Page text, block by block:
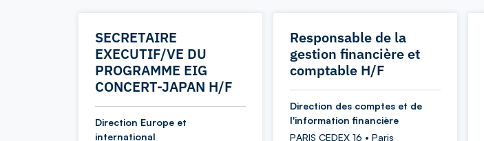
SECRETAIRE
EXECUTIF/VE DU
PROGRAMME EIG
CONCERT-JAPAN H/F
Direction Europe et
international
Responsable de la
gestion financière et
comptable H/F
Direction des comptes et de
l'information financière
PARIS CEDEX 16 • Paris